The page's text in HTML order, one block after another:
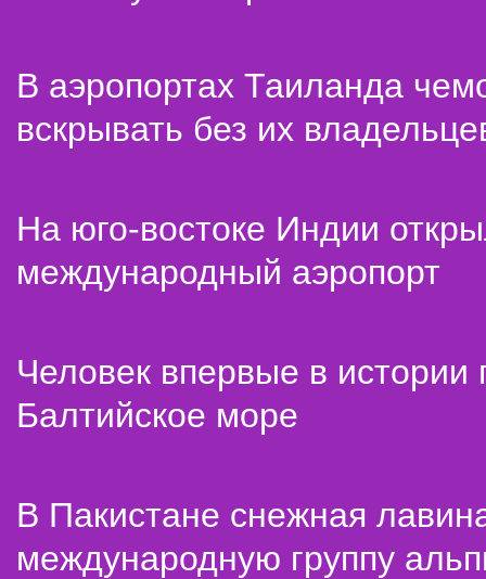
В аэропортах Таиланда
вскрывать без их
На юго-востоке Индии
международный аэропорт
Человек впервые в истории
Балтийское море
В Пакистане снежная
международную группу